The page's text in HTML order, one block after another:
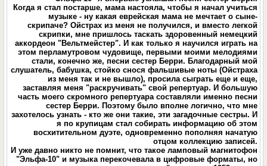
Когда я стал постарше, мама настояла, чтобы я начал учиться
музыке - ну какая еврейская мама не мечтает о сыне-
скрипаче? Ойстрах из меня не получился, и вместо легкой
скрипки, мне пришлось таскать здоровенный немецкий
аккордеон "Вельтмейстер". И как только я научился играть на
этом перламутровом чудовище, первыми моими мелодиями
стали, конечно же, песни сестер Берри. Благодарный мой
слушатель, бабушка, стойко снося фальшивые ноты (Ойстраха
из меня так и не вышло), просила сыграть еще и еще,
заставляя меня "раскручивать" свой репертуар. И большую
часть моего скромного репертуара составляли именно песни
сестер Берри. Поэтому было вполне логично, что мне
захотелось узнать - кто же они такие, эти загадочные сестры. И
я по крупицам стал собирать информацию об этом
восхитительном дуэте, одновременно пополняя начатую
отцом коллекцию записей.
И уже давно никто не помнит, что такое ламповый магнитофон
"Эльфа-10" и музыка перекочевала в цифровые форматы, но